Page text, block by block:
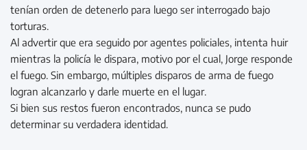
tenían orden de detenerlo para luego ser interrogado bajo
torturas.
Al advertir que era seguido por agentes policiales, intenta huir
mientras la policía le dispara, motivo por el cual, Jorge responde
el fuego. Sin embargo, múltiples disparos de arma de fuego
logran alcanzarlo y darle muerte en el lugar.
Si bien sus restos fueron encontrados, nunca se pudo
determinar su verdadera identidad.